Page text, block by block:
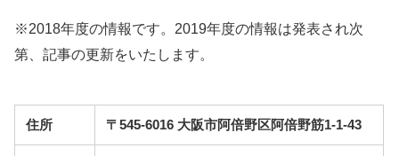
※2018年度の情報です。2019年度の情報は発表され次
第、記事の更新をいたします。
住所 〒545-6016 大阪市阿倍野区阿倍野筋1-1-43